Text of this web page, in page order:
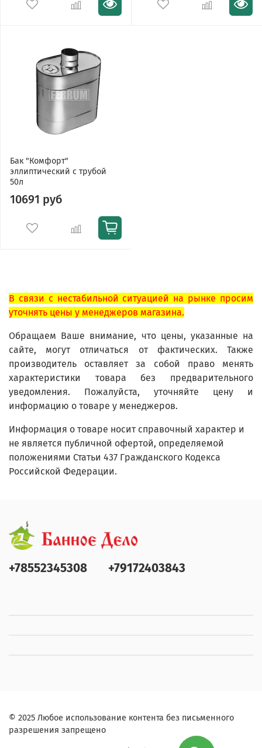
Бак "Комфорт"
эллиптический с трубой
50л
10691 руб
В связи с нестабильной ситуацией на рынке просим
уточнять цены у менеджеров магазина.
Обращаем Ваше внимание, что цены, указанные на
сайте, могут отличаться от фактических. Также
производитель оставляет за собой право менять
характеристики товара без предварительного
уведомления. Пожалуйста, уточняйте цену и
информацию о товаре у менеджеров.
Информация о товаре носит справочный характер и
не является публичной офертой, определяемой
положениями Статьи 437 Гражданского Кодекса
Российской Федерации.
+78552345308 +79172403843
© 2025 Любое использование контента без письменного
разрешения запрещено